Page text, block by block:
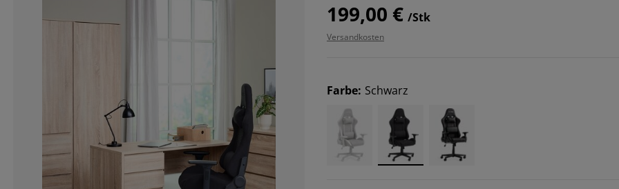
199,00 € /Stk
Versandkosten
Farbe: Schwarz
51.075268817204304%
13.978494623655912%
5.913978494623656%
11.29032258064516%
17.741935483870968%